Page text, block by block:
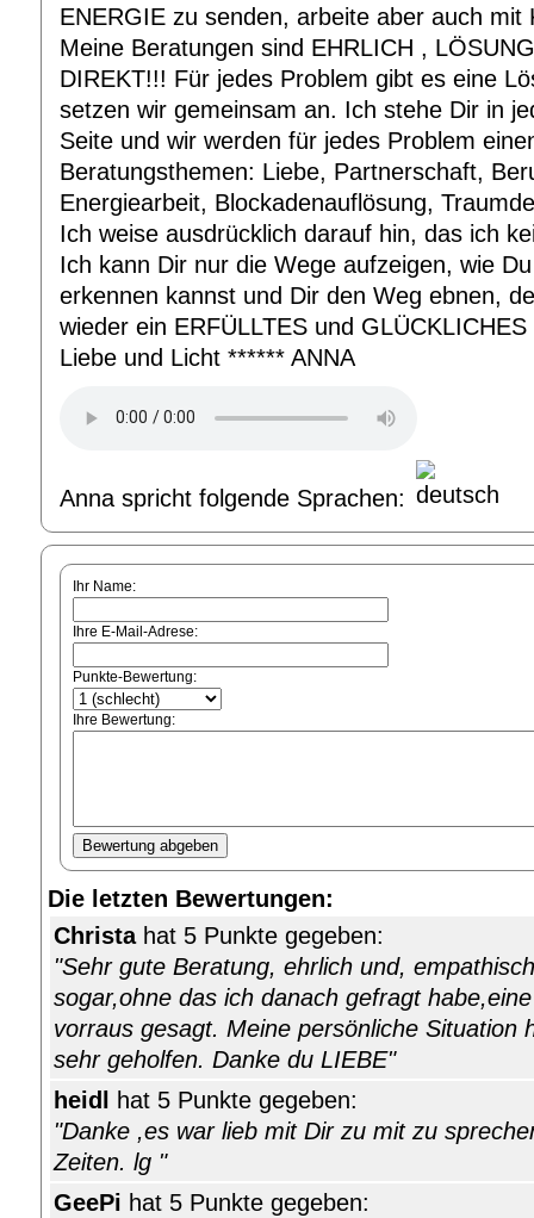
ENERGIE zu senden, arbeite aber auch mit
Meine Beratungen sind EHRLICH ,
DIREKT!!! Für jedes Problem gibt es eine
setzen wir gemeinsam an. Ich stehe Dir in
Seite und wir werden für jedes Problem
Beratungsthemen: Liebe, Partnerschaft,
Energiearbeit, Blockadenauflösung,
Ich weise ausdrücklich darauf hin, das ich
Ich kann Dir nur die Wege aufzeigen, wie
erkennen kannst und Dir den Weg ebnen,
wieder ein ERFÜLLTES und
Liebe und Licht ****** ANNA
Anna spricht folgende Sprachen:
Ihr Name:
Ihre E-Mail-Adrese:
Punkte-Bewertung:
Ihre Bewertung:
Die letzten Bewertungen:
Christahat 5 Punkte gegeben:
"Sehr gute Beratung, ehrlich und,
sogar,ohne das ich danach gefragt
vorraus gesagt. Meine persönliche Situation
sehr geholfen. Danke du LIEBE"
heidl
hat 5 Punkte gegeben:
"Danke ,es war lieb mit Dir zu mit zu
Zeiten. lg "
GeePi hat 5 Punkte gegeben: